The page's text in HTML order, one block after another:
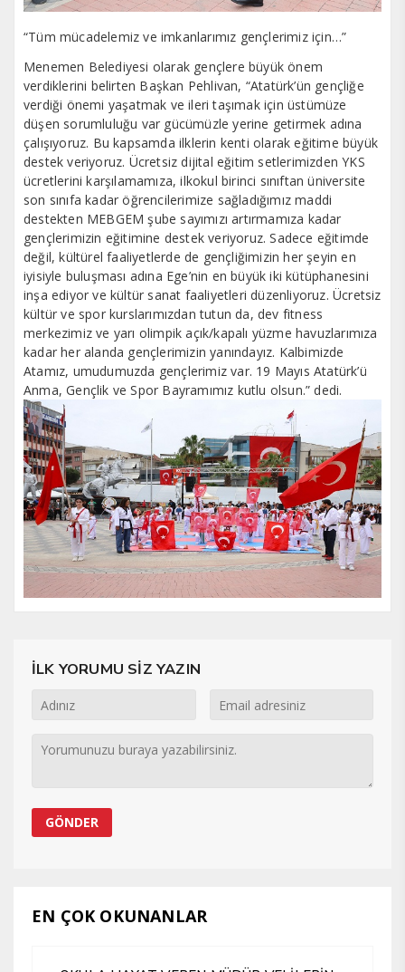
“Tüm mücadelemiz ve imkanlarımız gençlerimiz için…”
Menemen Belediyesi olarak gençlere büyük önem
verdiklerini belirten Başkan Pehlivan, “Atatürk’ün gençliğe
verdiği önemi yaşatmak ve ileri taşımak için üstümüze
düşen sorumluluğu var gücümüzle yerine getirmek adına
çalışıyoruz. Bu kapsamda ilklerin kenti olarak eğitime büyük
destek veriyoruz. Ücretsiz dijital eğitim setlerimizden YKS
ücretlerini karşılamamıza, ilkokul birinci sınıftan üniversite
son sınıfa kadar öğrencilerimize sağladığımız maddi
destekten MEBGEM şube sayımızı artırmamıza kadar
gençlerimizin eğitimine destek veriyoruz. Sadece eğitimde
değil, kültürel faaliyetlerde de gençliğimizin her şeyin en
iyisiyle buluşması adına Ege’nin en büyük iki kütüphanesini
inşa ediyor ve kültür sanat faaliyetleri düzenliyoruz. Ücretsiz
kültür ve spor kurslarımızdan tutun da, dev fitness
merkezimiz ve yarı olimpik açık/kapalı yüzme havuzlarımıza
kadar her alanda gençlerimizin yanındayız. Kalbimizde
Atamız, umudumuzda gençlerimiz var. 19 Mayıs Atatürk’ü
Anma, Gençlik ve Spor Bayramımız kutlu olsun.” dedi.
İLK YORUMU SİZ YAZIN
EN ÇOK OKUNANLAR